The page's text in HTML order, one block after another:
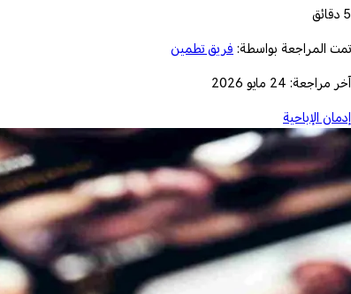
5 دقائق
تمت المراجعة بواسطة: فريق تطمين
آخر مراجعة: 24 مايو 2026
إدمان الإباحية